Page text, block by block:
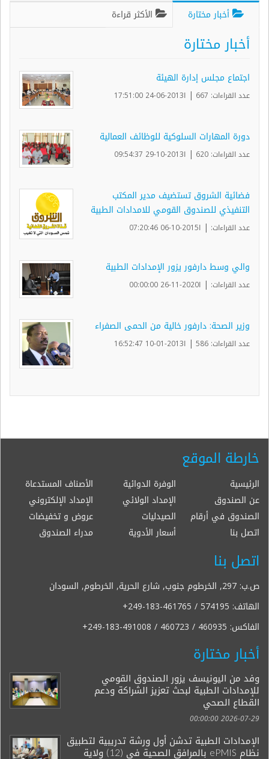
أخبار مختارة الأكثر قراءة
أخبار مختارة
اجتماع مجلس إدارة الهيئة
عدد القراءات: 667 | ا2013-06-24 17:51:00
دورة المهارات السلوكية للوظائف العمالية
عدد القراءات: 620 | ا2013-10-29 09:54:37
فضائية الشروق تستضيف مدير المكتب
التنفيذي للصندوق القومي للامدادات الطبية
عدد القراءات: | ا2015-10-06 07:20:46
والي وسط دارفور يزور الإمدادات الطبية
عدد القراءات: | ا2020-11-26 00:00:00
وزير الصحة: دارفور خالية من الحمى الصفراء
عدد القراءات: 586 | ا2013-01-10 16:52:47
خارطة الموقع
الرئيسية الوفرة الدوائية
الأصناف المستدعاة
عن الصندوق
الإمداد الولائي
الإمداد الإلكتروني
الصندوق في أرقام
الصيدليات
عروض و تخفيضات
اتصل بنا
أسعار الأدوية مدراء الصندوق
اتصل بنا
ص.ب: 297, الخرطوم جنوب, شارع الحرية, الخرطوم, السودان
الهاتف: +249-183-461765 / 574195
الفاكس: +249-183-491008 / 460723 / 460935
أخبار مختارة
وفد من اليونيسف يزور الصندوق القومي
للإمدادات الطبية لبحث تعزيز الشراكة ودعم
القطاع الصحي
2026-07-29 00:00:00
الإمدادات الطبية تدشن أول ورشة تدريبية لتطبيق
نظام ePMIS بالمرافق الصحية في (12) ولاية